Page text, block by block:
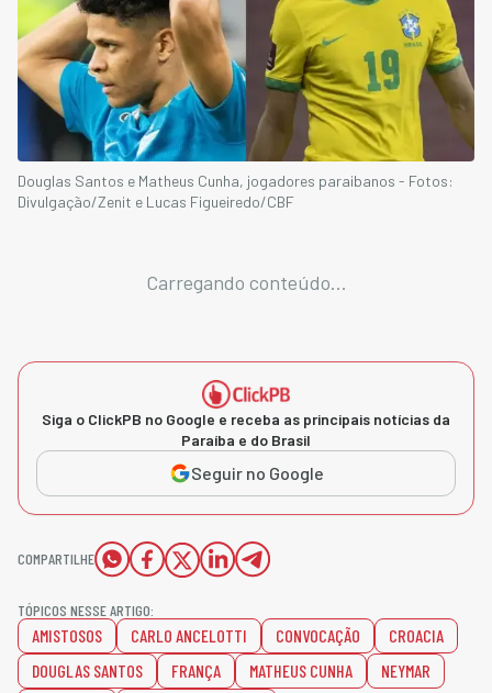
Douglas Santos e Matheus Cunha, jogadores paraibanos - Fotos:
Divulgação/Zenit e Lucas Figueiredo/CBF
Carregando conteúdo...
Siga o ClickPB no Google e receba as principais notícias da
Paraíba e do Brasil
Seguir no Google
COMPARTILHE
TÓPICOS NESSE ARTIGO:
AMISTOSOS CARLO ANCELOTTI CONVOCAÇÃO
CROACIA
DOUGLAS SANTOS
FRANÇA MATHEUS CUNHA
NEYMAR